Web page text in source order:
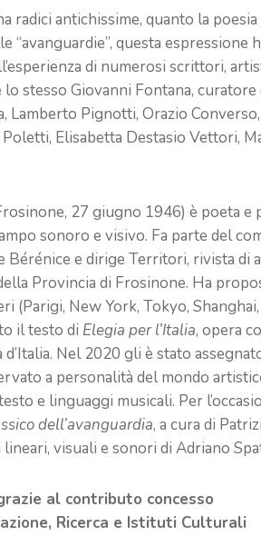
radici antichissime, quanto la
“avanguardie”, questa espressione
di numerosi scrittori,
lo stesso Giovanni Fontana,
Pignotti, Orazio
Elisabetta Destasio Vettori,
27 giugno 1946) è poeta e
sonoro e visivo. Fa parte del
Bérénice e dirige Territori, rivista di
Provincia di Frosinone. Ha
(Parigi, New York, Tokyo,
il testo di Elegia per l’Italia, opera
Nel 2020 gli è stato
a personalità del mondo
e linguaggi musicali. Per
dell’avanguardia, a cura di
visuali e sonori di Adriano
al contributo concesso
Ricerca e Istituti Culturali